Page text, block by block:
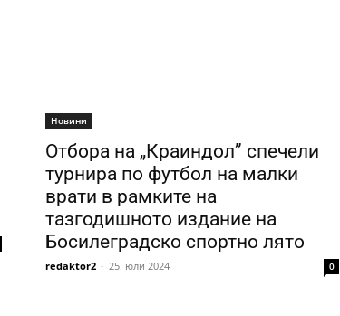
Новини
Отбора на „Краиндол” спечели
турнира по футбол на малки
врати в рамките на
тазгодишното издание на
Босилеградско спортно лято
redaktor2 - 25. юли 2024 0